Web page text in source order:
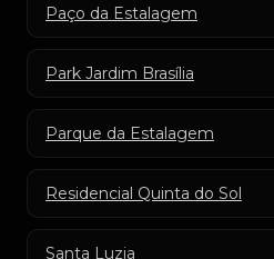
Paço da Estalagem
Park Jardim Brasília
Parque da Estalagem
Residencial Quinta do Sol
Santa Luzia